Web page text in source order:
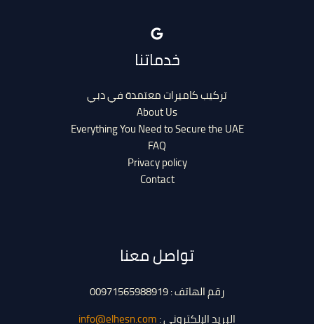
خدماتنا
تركيب كاميرات معتمدة في دبي
About Us
Everything You Need to Secure the UAE
FAQ
Privacy policy
Contact
تواصل معنا
رقم الهاتف : 00971565988919
البريد الإلكتروني :info@elhesn.com